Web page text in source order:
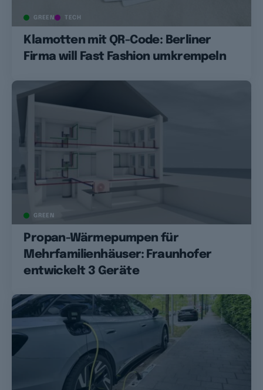
GREEN TECH
Klamotten mit QR-Code: Berliner
Firma will Fast Fashion umkrempeln
GREEN
Propan-Wärmepumpen für
Mehrfamilienhäuser: Fraunhofer
entwickelt 3 Geräte